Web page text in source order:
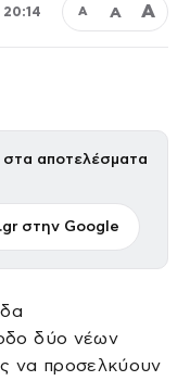
Α Α Α
αποτελέσματα
στην Google
δύο νέων
να προσελκύουν